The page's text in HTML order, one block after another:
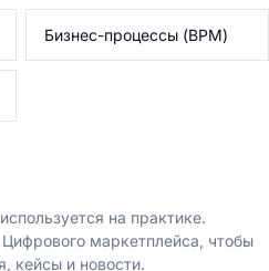
Бизнес-процессы (BPM)
на практике.
маркетплейса, чтобы
кейсы и новости.